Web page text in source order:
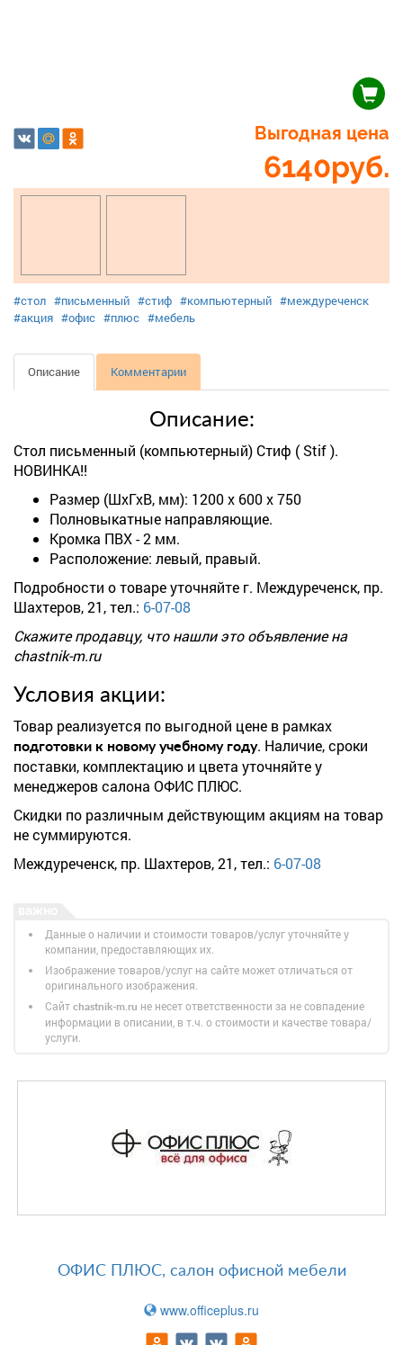
Выгодная цена
6140руб.
#стол #письменный #стиф #компьютерный #междуреченск
#акция #офис #плюс #мебель
Описание Комментарии
Описание:
Стол письменный (компьютерный) Стиф ( Stif ).
НОВИНКА!!
Размер (ШхГхВ, мм): 1200 х 600 х 750
Полновыкатные направляющие.
Кромка ПВХ - 2 мм.
Расположение: левый, правый.
Подробности о товаре уточняйте г. Междуреченск, пр.
Шахтеров, 21, тел.: 6-07-08
Скажите продавцу, что нашли это объявление на
chastnik-m.ru
Условия акции:
Товар реализуется по выгодной цене в рамках
подготовки к новому учебному году. Наличие, сроки
поставки, комплектацию и цвета уточняйте у
менеджеров салона ОФИС ПЛЮС.
Скидки по различным действующим акциям на товар
не суммируются.
Междуреченск, пр. Шахтеров, 21, тел.: 6-07-08
Данные о наличии и стоимости товаров/услуг уточняйте у
компании, предоставляющих их.
Изображение товаров/услуг на сайте может отличаться от
оригинального изображения.
Сайт chastnik-m.ru не несет ответственности за не совпадение
информации в описании, в т.ч. о стоимости и качестве товара/
услуги.
ОФИС ПЛЮС, салон офисной мебели
www.officeplus.ru